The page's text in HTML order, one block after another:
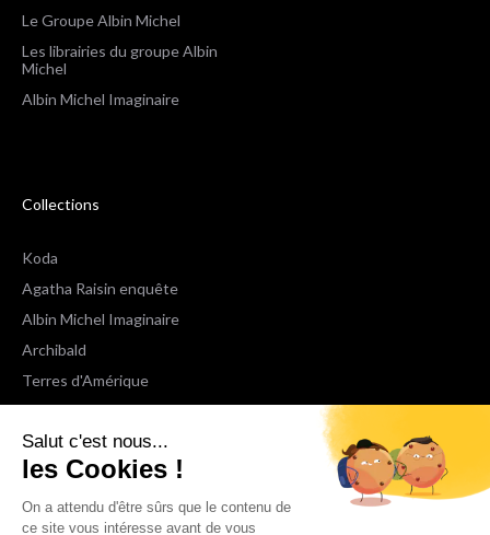
Salut c'est nous...
les Cookies !
On a attendu d'être sûrs que le contenu de
ce site vous intéresse avant de vous
Le Groupe Albin Michel
Les librairies du groupe Albin
Michel
Albin Michel Imaginaire
Collections
Koda
Agatha Raisin enquête
Albin Michel Imaginaire
Archibald
Terres d'Amérique
Espaces Libres Poche
NOX
Wiz
Voir toutes les collections